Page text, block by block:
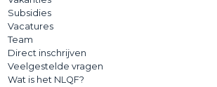
Subsidies
Vacatures
Team
Direct inschrijven
Veelgestelde vragen
Wat is het NLQF?